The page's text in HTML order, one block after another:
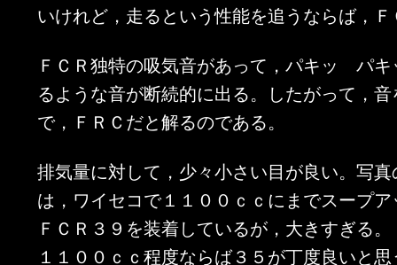
いけれど，走るという性能を追うならば，
ＦＣＲ独特の吸気音があって，パキッ パ
るような音が断続的に出る。したがって，
で，ＦＲＣだと解るのである。
排気量に対して，少々小さい目が良い。写
は，ワイセコで１１００ｃｃにまでスープ
ＦＣＲ３９を装着しているが，大きすぎる。
１１００ｃｃ程度ならば３５が丁度良いと